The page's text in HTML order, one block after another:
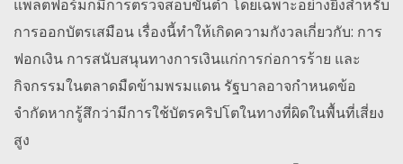
แพลตฟอร์มก็มีการตรวจสอบขั้นต่ำ โดยเฉพาะอย่างยิ่งสำหรับ
การออกบัตรเสมือน เรื่องนี้ทำให้เกิดความกังวลเกี่ยวกับ: การ
ฟอกเงิน การสนับสนุนทางการเงินแก่การก่อการร้าย และ
กิจกรรมในตลาดมืดข้ามพรมแดน รัฐบาลอาจกำหนดข้อ
จำกัดหากรู้สึกว่ามีการใช้บัตรคริปโตในทางที่ผิดในพื้นที่เสี่ยง
สูง